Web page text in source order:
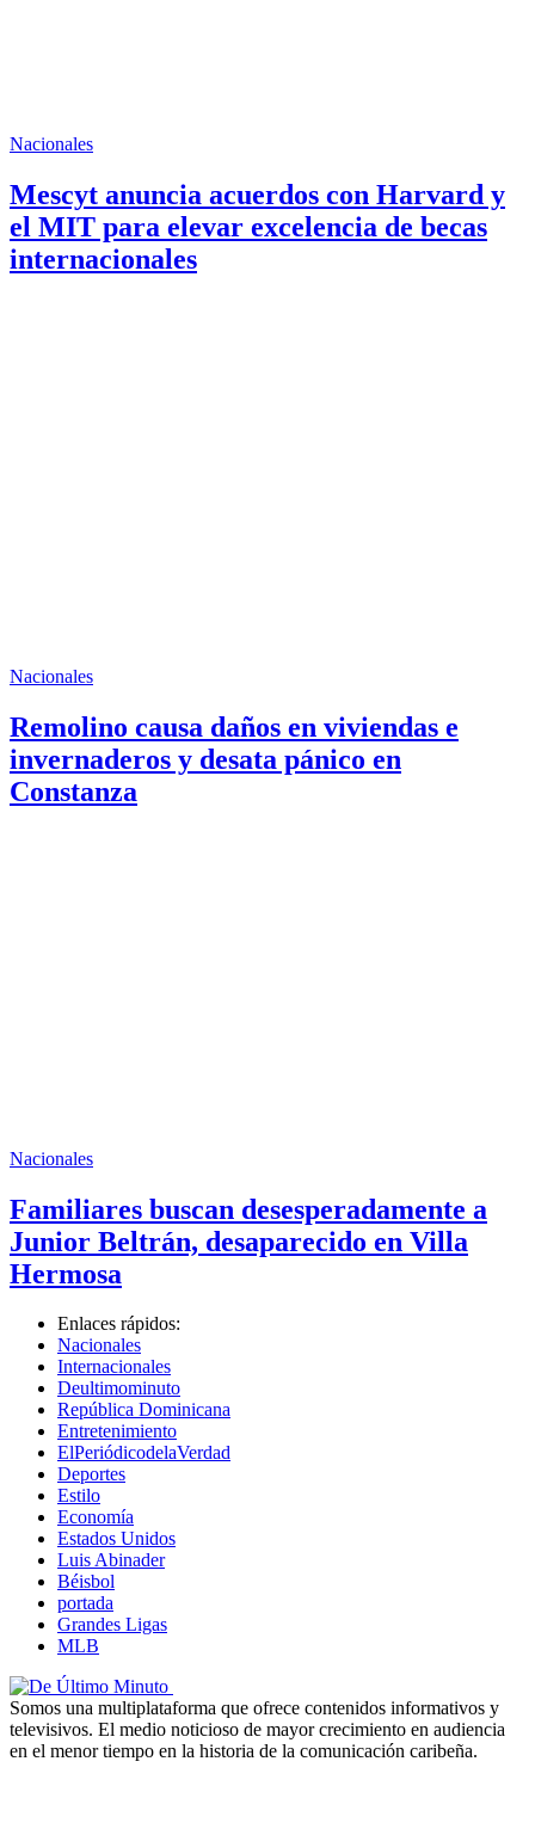
Nacionales
Mescyt anuncia acuerdos con Harvard y
el MIT para elevar excelencia de becas
internacionales
Nacionales
Remolino causa daños en viviendas e
invernaderos y desata pánico en
Constanza
Nacionales
Familiares buscan desesperadamente a
Junior Beltrán, desaparecido en Villa
Hermosa
Enlaces rápidos:
Nacionales
Internacionales
Deultimominuto
República Dominicana
Entretenimiento
ElPeriódicodelaVerdad
Deportes
Estilo
Economía
Estados Unidos
Luis Abinader
Béisbol
portada
Grandes Ligas
MLB
Somos una multiplataforma que ofrece contenidos informativos y
televisivos. El medio noticioso de mayor crecimiento en audiencia
en el menor tiempo en la historia de la comunicación caribeña.